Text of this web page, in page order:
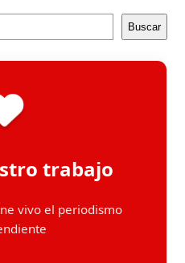
Buscar
trabajo
vivo el periodismo